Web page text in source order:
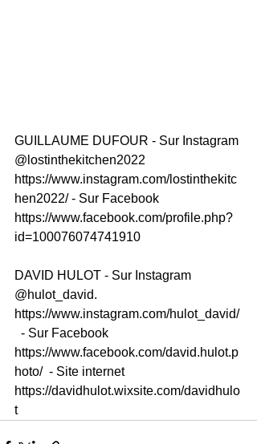
GUILLAUME DUFOUR - Sur Instagram
@lostinthekitchen2022
https://www.instagram.com/lostinthekitc
hen2022/ - Sur Facebook
https://www.facebook.com/profile.php?
id=100076074741910
DAVID HULOT - Sur Instagram
@hulot_david.
https://www.instagram.com/hulot_david/
  - Sur Facebook
https://www.facebook.com/david.hulot.p
hoto/  - Site internet
https://davidhulot.wixsite.com/davidhulo
t